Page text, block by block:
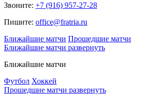
Звоните: +7 (916) 957-27-28
Пишите: office@fratria.ru
Ближайшие матчи Прошедшие матчи
Ближайшие матчи развернуть
Ближайшие матчи
Футбол Хоккей
Прошедшие матчи развернуть